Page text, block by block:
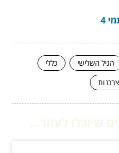
4
הגיל השלישי
כללי
צרכנות